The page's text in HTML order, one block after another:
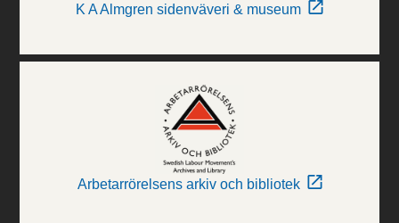
K A Almgren sidenväveri & museum
Arbetarrörelsens arkiv och bibliotek